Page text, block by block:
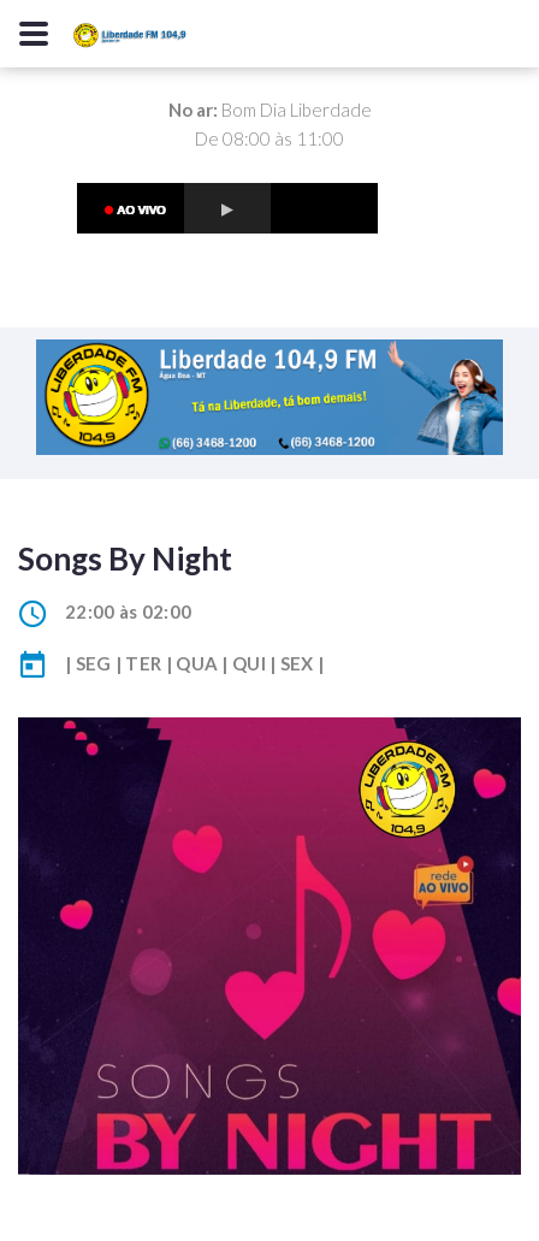
No ar: Bom Dia Liberdade
De 08:00 às 11:00
Songs By Night
22:00 às 02:00
| SEG | TER | QUA | QUI | SEX |